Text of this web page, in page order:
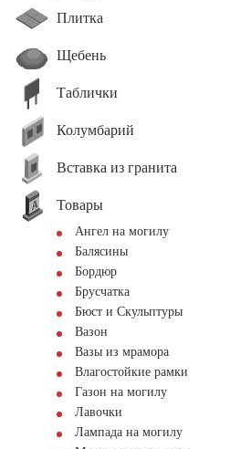
Плитка
Щебень
Таблички
Колумбарий
Вставка из гранита
Товары
Ангел на могилу
Балясины
Бордюр
Брусчатка
Бюст и Скульптуры
Вазон
Вазы из мрамора
Влагостойкие рамки
Газон на могилу
Лавочки
Лампада на могилу